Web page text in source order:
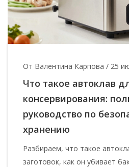
От Валентина Карпова / 25
Что такое автоклав
консервирования:
руководство по
хранению
Разбираем, что такое
заготовок, как он убивает